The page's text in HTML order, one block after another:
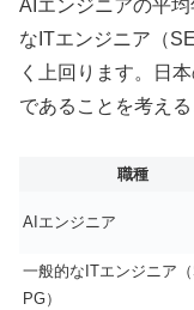
AIエンジニアの平
なITエンジニア（
く上回ります。日
であることを考え
職種
AIエンジニア
一般的なITエンジニア（
PG）